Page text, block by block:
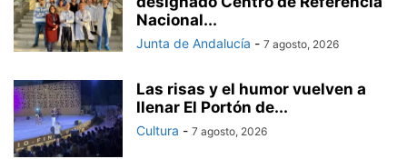
Nacional...
Junta de Andalucía - 7 agosto, 2026
Las risas y el humor vuelven a
llenar El Portón de...
Cultura - 7 agosto, 2026